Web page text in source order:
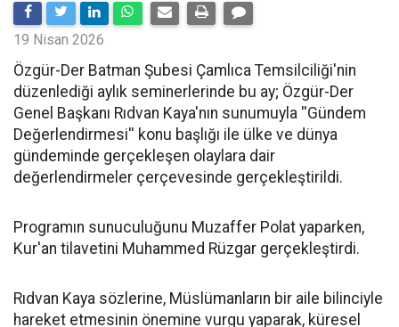
19 Nisan 2026
​Özgür-Der Batman Şubesi Çamlıca Temsilciliği'nin
düzenlediği aylık seminerlerinde bu ay; Özgür-Der
Genel Başkanı Rıdvan Kaya'nın sunumuyla ''Gündem
Değerlendirmesi'' konu başlığı ile ülke ve dünya
gündeminde gerçekleşen olaylara dair
değerlendirmeler çerçevesinde gerçekleştirildi.
Programın sunuculuğunu Muzaffer Polat yaparken,
Kur'an tilavetini Muhammed Rüzgar gerçekleştirdi.
Rıdvan Kaya sözlerine, Müslümanların bir aile bilinciyle
hareket etmesinin önemine vurgu yaparak, küresel